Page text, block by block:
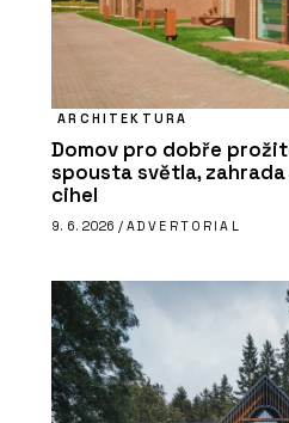
ARCHITEKTURA
Domov pro dobře
spousta světla,
cihel
9. 6. 2026 / ADVERTORIAL